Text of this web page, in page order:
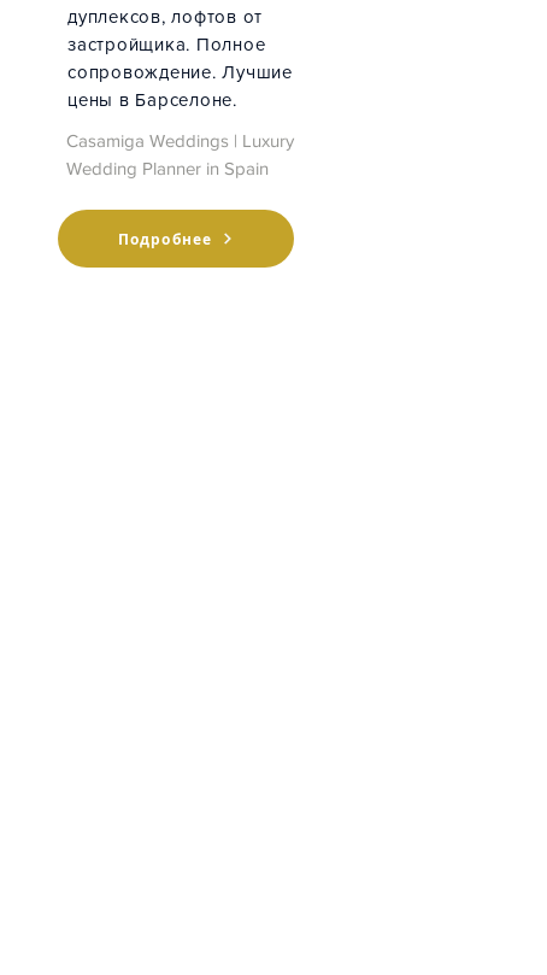
Casamiga Weddings | Luxury
Wedding Planner in Spain
дуплексов, лофтов от
застройщика. Полное
сопровождение. Лучшие
цены в Барселоне.
Подробнее